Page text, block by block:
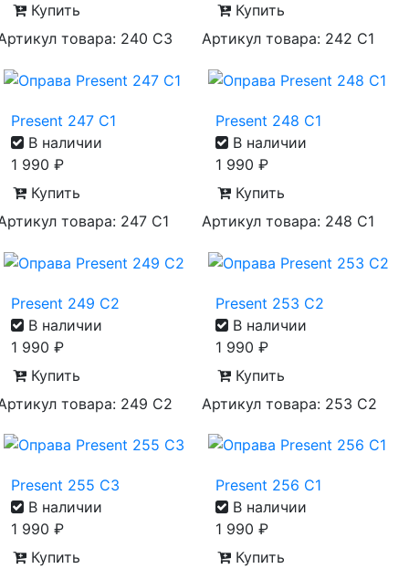
Купить
товара: 240 C3
Купить
Артикул товара: 242 C1
Present 247 C1
В наличии
1 990 ₽
Купить
товара: 247 C1
Present 248 C1
В наличии
1 990 ₽
Купить
Артикул товара: 248 C1
Present 249 C2
В наличии
1 990 ₽
Купить
товара: 249 С2
Present 253 C2
В наличии
1 990 ₽
Купить
Артикул товара: 253 C2
Present 255 C3
В наличии
1 990 ₽
Купить
Present 256 C1
В наличии
1 990 ₽
Купить